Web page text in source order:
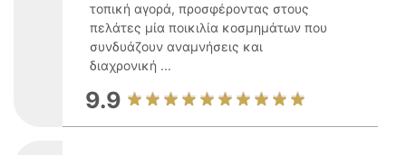
τοπική αγορά, προσφέροντας στους
πελάτες μία ποικιλία κοσμημάτων που
συνδυάζουν αναμνήσεις και
διαχρονική ...
9.9